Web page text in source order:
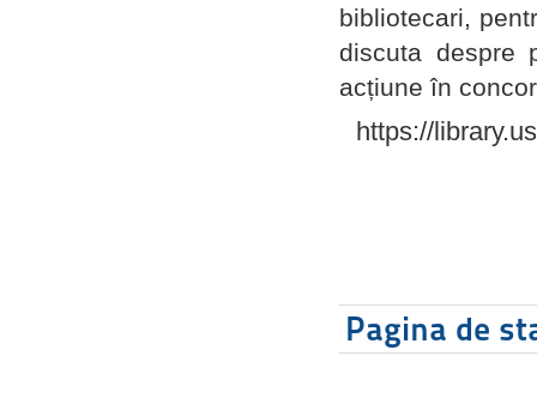
bibliotecari,
discuta despre
acțiune în
https://
Pagina de